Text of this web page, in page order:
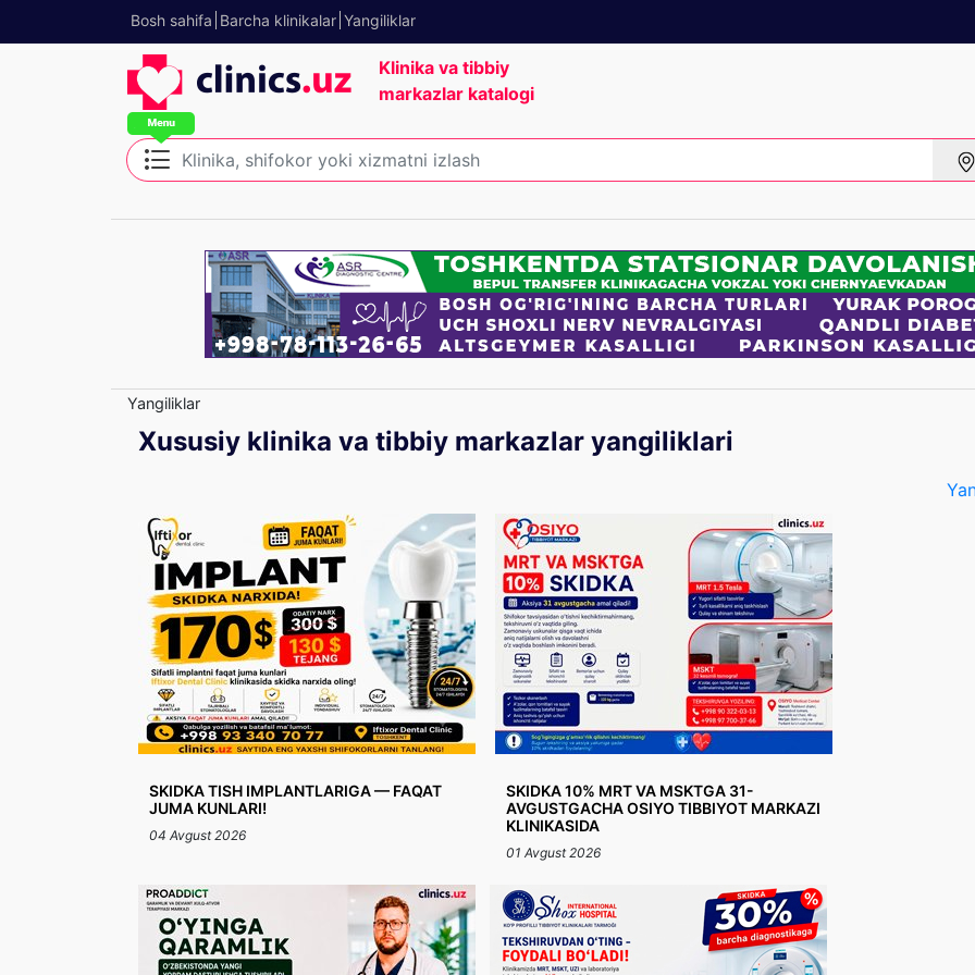
Bosh sahifa Barcha klinikalar Yangiliklar
Klinika va tibbiy
markazlar katalogi
Yangiliklar
Xususiy klinika va tibbiy markazlar yangiliklari
SKIDKA TISH IMPLANTLARIGA — FAQAT
JUMA KUNLARI!
04 Avgust 2026
SKIDKA 10% MRT VA MSKTGA 31-
AVGUSTGACHA OSIYO TIBBIYOT MARKAZI
KLINIKASIDA
01 Avgust 2026